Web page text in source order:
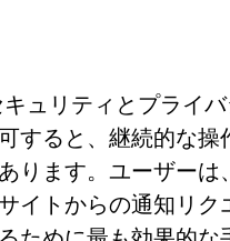
ュリティとプライ
すると、継続的な操
ります。ユーザーは
イトからの通知リク